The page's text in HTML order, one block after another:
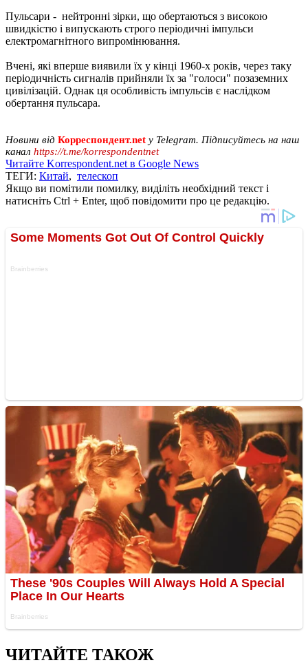
Пульсари - нейтронні зірки, що обертаються з високою
швидкістю і випускають строго періодичні імпульси
електромагнітного випромінювання.
Вчені, які вперше виявили їх у кінці 1960-х років, через таку
періодичність сигналів прийняли їх за "голоси" позаземних
цивілізацій. Однак ця особливість імпульсів є наслідком
обертання пульсара.
Новини від Корреспондент.net у Telegram. Підписуйтесь на наш
канал https://t.me/korrespondentnet
Читайте Korrespondent.net в Google News
ТЕГИ: Китай, телескоп
Якщо ви помітили помилку, виділіть необхідний текст і
натисніть Ctrl + Enter, щоб повідомити про це редакцію.
ЧИТАЙТЕ ТАКОЖ